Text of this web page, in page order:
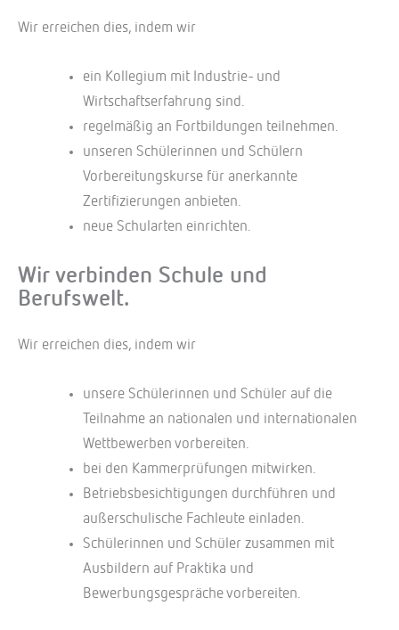
Wir erreichen dies, indem wir
ein Kollegium mit Industrie- und
Wirtschaftserfahrung sind.
regelmäßig an Fortbildungen teilnehmen.
unseren Schülerinnen und Schülern
Vorbereitungskurse für anerkannte
Zertifizierungen anbieten.
neue Schularten einrichten.
Wir verbinden Schule und
Berufswelt.
Wir erreichen dies, indem wir
unsere Schülerinnen und Schüler auf die
Teilnahme an nationalen und internationalen
Wettbewerben vorbereiten.
bei den Kammerprüfungen mitwirken.
Betriebsbesichtigungen durchführen und
außerschulische Fachleute einladen.
Schülerinnen und Schüler zusammen mit
Ausbildern auf Praktika und
Bewerbungsgespräche vorbereiten.